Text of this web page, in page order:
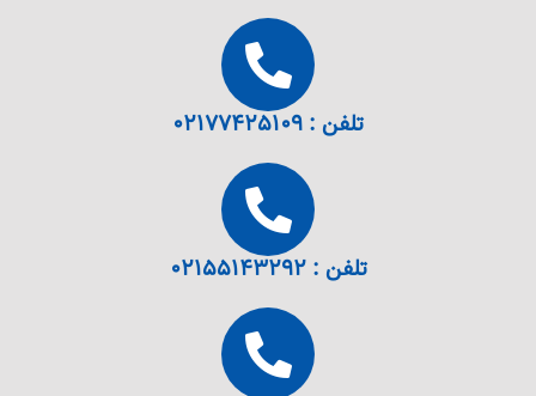
تلفن : ۰۲۱۷۷۴۲۵۱۰۹
تلفن : ۰۲۱۵۵۱۴۳۲۹۲